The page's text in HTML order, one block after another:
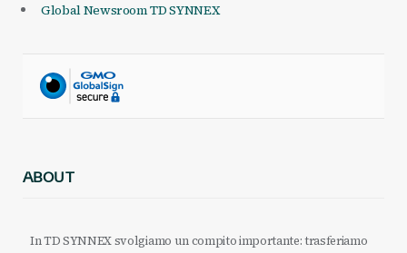
Global Newsroom TD SYNNEX
ABOUT
In TD SYNNEX svolgiamo un compito importante: trasferiamo